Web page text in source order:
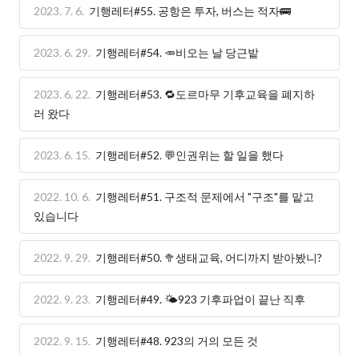
2023. 7. 6. 기행레터#55. 공항은 투자, 버스는 적자🚌
2023. 6. 29. 기행레터#54. 🥕비오는 날 당근밭
2023. 6. 22. 기행레터#53. 🔁도르마무 기후교육을 폐지하
러 왔다
2023. 6. 15. 기행레터#52. 💬인권위는 할 일을 했다
2022. 10. 6. 기행레터#51. 구조적 문제에서 "구조"를 맡고
있습니다
2022. 9. 29. 기행레터#50. 🥦생태교육, 어디까지 받아봤니?
2022. 9. 23. 기행레터#49. 🌤923 기후파업이 끝난 직후
2022. 9. 15. 기행레터#48. 923의 거의 모든 것